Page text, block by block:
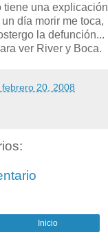
tiene una explicación
día morir me toca,
la defunción...
ver River y Boca.
20, 2008
Inicio